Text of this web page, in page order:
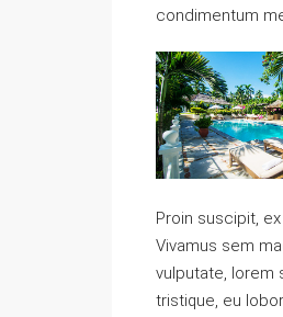
condimentum
Proin suscipit,
Vivamus sem
vulputate, lorem
tristique, eu